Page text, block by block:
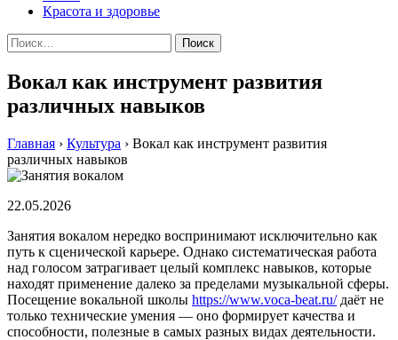
Красота и здоровье
Найти:
Вокал как инструмент развития
различных навыков
Главная › Культура › Вокал как инструмент развития
различных навыков
22.05.2026
Занятия вокалом нередко воспринимают исключительно как
путь к сценической карьере. Однако систематическая работа
над голосом затрагивает целый комплекс навыков, которые
находят применение далеко за пределами музыкальной сферы.
Посещение вокальной школы https://www.voca-beat.ru/даёт не
только технические умения — оно формирует качества и
способности, полезные в самых разных видах деятельности.